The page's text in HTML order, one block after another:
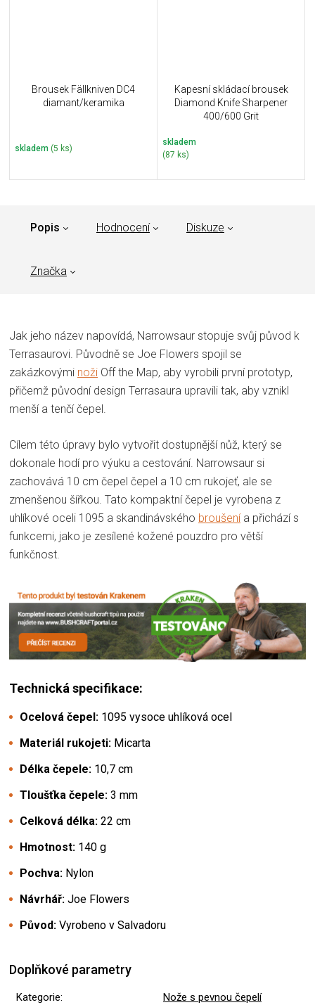
Brousek Fällkniven DC4
diamant/keramika
skladem (5 ks)
Kapesní skládací brousek
Diamond Knife Sharpener
400/600 Grit
skladem
(87 ks)
Popis Hodnocení Diskuze
Značka
Jak jeho název napovídá, Narrowsaur stopuje svůj původ k
Terrasaurovi. Původně se Joe Flowers spojil se
zakázkovými noži Off the Map, aby vyrobili první prototyp,
přičemž původní design Terrasaura upravili tak, aby vznikl
menší a tenčí čepel.
Cílem této úpravy bylo vytvořit dostupnější nůž, který se
dokonale hodí pro výuku a cestování. Narrowsaur si
zachovává 10 cm čepel čepel a 10 cm rukojeť, ale se
zmenšenou šířkou. Tato kompaktní čepel je vyrobena z
uhlíkové oceli 1095 a skandinávského broušenía přichází s
funkcemi, jako je zesílené kožené pouzdro pro větší
funkčnost.
Technická specifikace:
Ocelová čepel: 1095 vysoce uhlíková ocel
Materiál rukojeti: Micarta
Délka čepele: 10,7 cm
Tloušťka čepele: 3 mm
Celková délka: 22 cm
Hmotnost: 140 g
Pochva: Nylon
Návrhář: Joe Flowers
Původ: Vyrobeno v Salvadoru
Doplňkové parametry
Kategorie: Nože s pevnou čepelí